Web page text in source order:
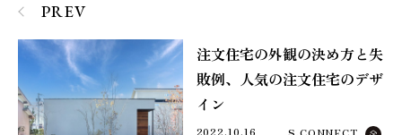
PREV
注文住宅の外観の決め方と失
敗例、人気の注文住宅のデザ
イン
2022.10.16